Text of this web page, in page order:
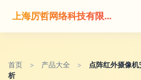
上海厉哲网络科技有限公司
首页 > 产品大全 >
点阵红外摄像
析